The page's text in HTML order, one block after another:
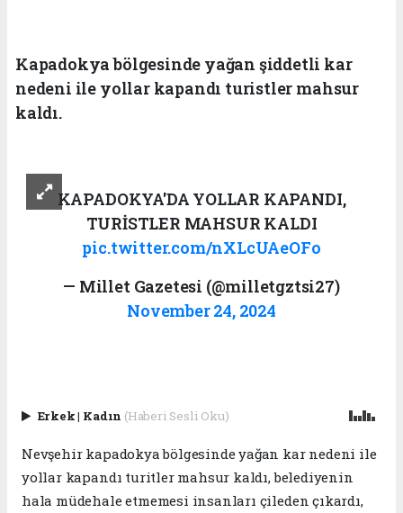
Kapadokya bölgesinde yağan şiddetli kar
nedeni ile yollar kapandı turistler mahsur
kaldı.
KAPADOKYA'DA YOLLAR KAPANDI,
TURİSTLER MAHSUR KALDI
pic.twitter.com/nXLcUAeOFo
— Millet Gazetesi (@milletgztsi27)
November 24, 2024
Erkek| Kadın (Haberi Sesli Oku)
Nevşehir kapadokya bölgesinde yağan kar nedeni ile
yollar kapandı turitler mahsur kaldı, belediyenin
hala müdehale etmemesi insanları çileden çıkardı,